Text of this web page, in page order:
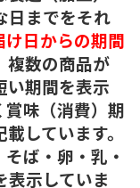
日までをそれ
け日からの期間
複数の商品が
い期間を表示
賞味（消費）期
しています。
ば・卵・乳・
示していま